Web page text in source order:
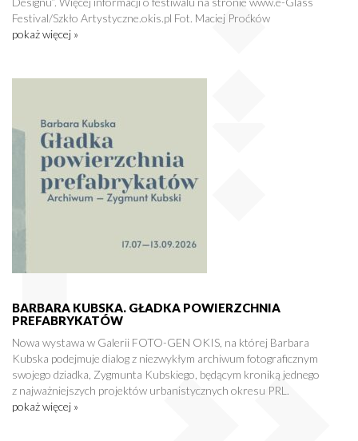
Festival/Szkło Artystyczne.okis.pl Fot. Maciej Proćków
pokaż więcej »
BARBARA KUBSKA. GŁADKA POWIERZCHNIA
PREFABRYKATÓW
Nowa wystawa w Galerii FOTO-GEN OKIS, na której Barbara
Kubska podejmuje dialog z niezwykłym archiwum fotograficznym
swojego dziadka, Zygmunta Kubskiego, będącym kroniką jednego
z najważniejszych projektów urbanistycznych okresu PRL.
pokaż więcej »